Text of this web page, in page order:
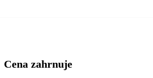
Cena zahrnuje